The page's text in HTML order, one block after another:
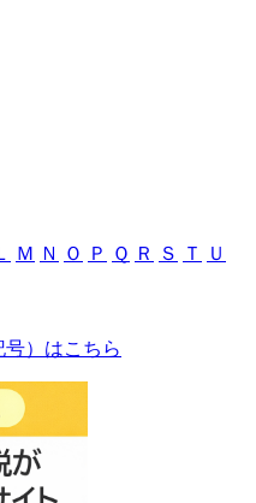
Ｍ Ｎ Ｏ Ｐ Ｑ Ｒ Ｓ Ｔ
Ｕ
）はこちら